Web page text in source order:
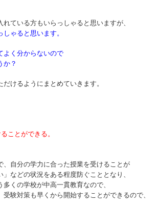
ている方もいらっしゃると思いますが、
ゃると思います。
よく分からないので
か？
けるようにまとめていきます。
ことができる。
自分の学力に合った授業を受けることが
などの状況をある程度防ぐこととなり、
多くの学校が中高一貫教育なので、
験対策も早くから開始することができるので、